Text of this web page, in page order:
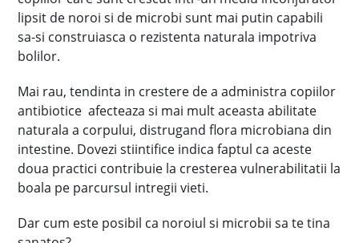
lipsit de noroi si de microbi sunt mai putin capabili
sa-si construiasca o rezistenta naturala impotriva
bolilor.
Mai rau, tendinta in crestere de a administra copiilor
antibiotice afecteaza si mai mult aceasta abilitate
naturala a corpului, distrugand flora microbiana din
intestine. Dovezi stiintifice indica faptul ca aceste
doua practici contribuie la cresterea vulnerabilitatii la
boala pe parcursul intregii vieti.
Dar cum este posibil ca noroiul si microbii sa te tina